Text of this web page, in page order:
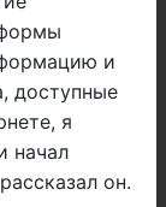
и
доступные
я
начал
он.